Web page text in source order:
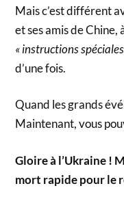
Mais c’est différent
et ses amis de Chine,
« instructions
d’une fois.
Quand les grands
Maintenant, vous
Gloire à l’Ukraine !
mort rapide pour le